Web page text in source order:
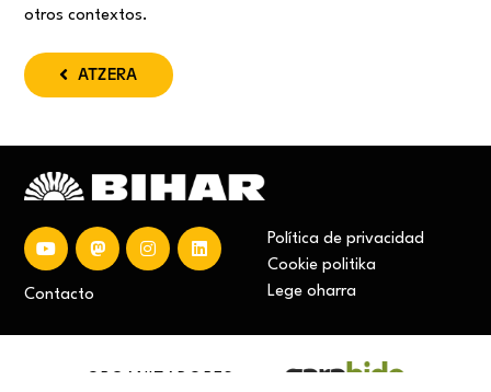
otros contextos.
ATZERA
Contacto
Política de privacidad
Cookie politika
Lege oharra